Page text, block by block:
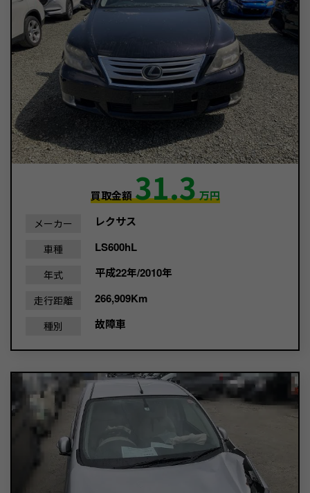
買取金額31.3万円
メーカー レクサス
車種 LS600hL
年式 平成22年/2010年
走行距離 266,909Km
種別 故障車